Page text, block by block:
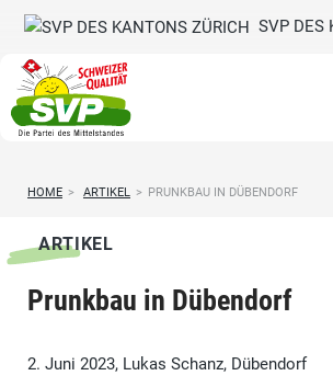
SVP DES
HOME > ARTIKEL > PRUNKBAU IN DÜBENDORF
ARTIKEL
Prunkbau in Dübendorf
2. Juni 2023, Lukas Schanz, Dübendorf